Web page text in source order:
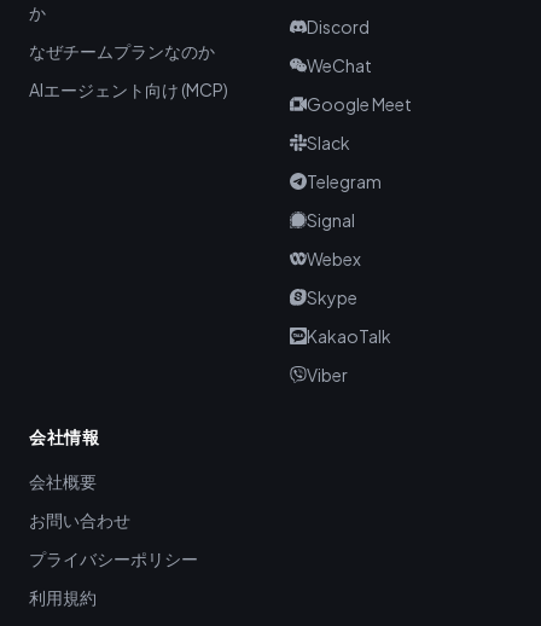
か
なぜチームプランなのか
AIエージェント向け (MCP)
Discord
WeChat
Google Meet
Slack
Telegram
Signal
Webex
Skype
KakaoTalk
Viber
会社情報
会社概要
お問い合わせ
プライバシーポリシー
利用規約